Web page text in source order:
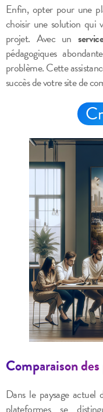
Enfin, opter pour une
choisir une solution qui
projet. Avec un
pédagogiques
problème. Cette
succès de votre site de
Comparaison
Dans le paysage
plateformes se